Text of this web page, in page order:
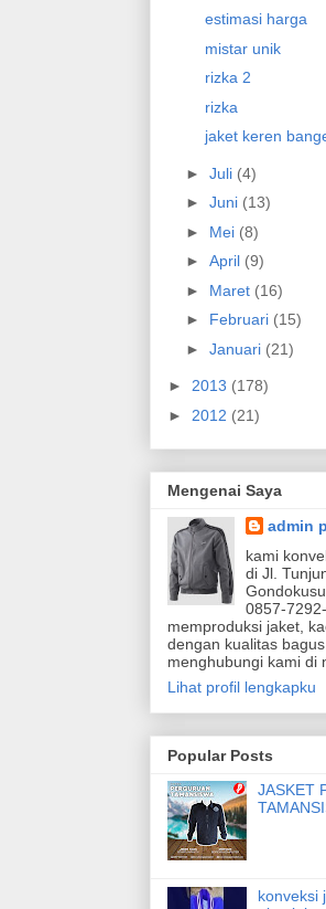
estimasi harga
mistar unik
rizka 2
rizka
jaket keren
►Juli (4)
►Juni (13)
► Mei (8)
►April (9)
► Maret (16)
► Februari (15)
►Januari (21)
► 2013 (178)
► 2012 (21)
Mengenai Saya
admin
kami
di Jl.
0857-
memproduksi jaket,
dengan kualitas
menghubungi kami di
Lihat profil lengkapku
Popular Posts
JASKET
konveksi